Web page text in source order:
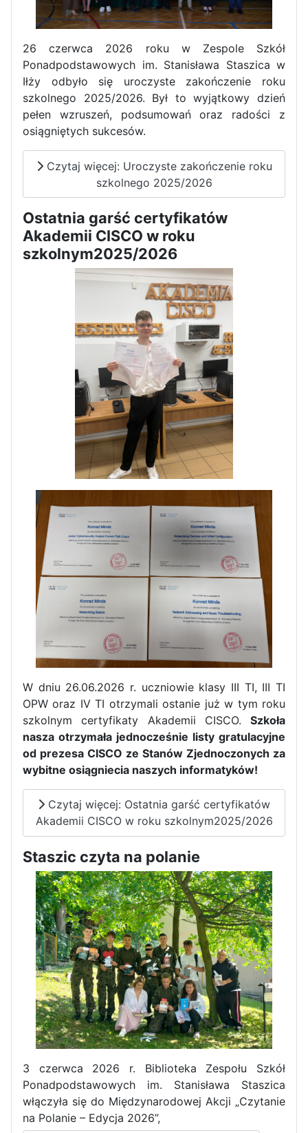
Dni Otwarte w „Staszicu” za
Informatycy zapraszają do
Staszica w Iłży!
Zakończenie roku maturzystów
Zakończenie praktyk w
Portugalii
Rozpoczęcie kampanii „Gotowi
na kryzys” w ZSP w Iłży
Pierwszy tydzień praktyk
zawodowych naszych uczniów
w Portugalii za nami!
26 czerwca 2026 roku w Zespole Szkół
Ponadpodstawowych im. Stanisława Staszica w
Iłży odbyło się uroczyste zakończenie roku
szkolnego 2025/2026. Był to wyjątkowy dzień
pełen wzruszeń, podsumowań oraz radości z
osiągniętych sukcesów.
Czytaj więcej: Uroczyste zakończenie roku
szkolnego 2025/2026
Ostatnia garść certyfikatów
Akademii CISCO w roku
szkolnym2025/2026
W dniu 26.06.2026 r. uczniowie klasy III TI, III TI
OPW oraz IV TI otrzymali ostanie już w tym roku
szkolnym certyfikaty Akademii CISCO. Szkoła
nasza otrzymała jednocześnie listy gratulacyjne
od prezesa CISCO ze Stanów Zjednoczonych za
wybitne osiągniecia naszych informatyków!
Czytaj więcej: Ostatnia garść certyfikatów
Akademii CISCO w roku szkolnym2025/2026
Staszic czyta na polanie
3 czerwca 2026 r. Biblioteka Zespołu Szkół
Ponadpodstawowych im. Stanisława Staszica
włączyła się do Międzynarodowej Akcji „Czytanie
na Polanie – Edycja 2026”,